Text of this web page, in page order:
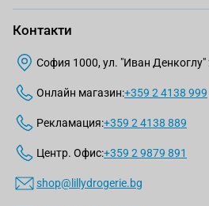
Контакти
София 1000, ул. "Иван Денкоглу"
Онлайн магазин:+359 2 4138 999
Рекламация:+359 2 4138 889
Центр. Офис:+359 2 9879 891
shop@lillydrogerie.bg